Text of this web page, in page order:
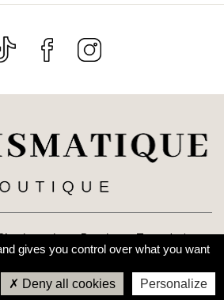
Boutique. Tous droits
parLe Web Nomad
gives you control over what you want
Deny all cookies Personalize